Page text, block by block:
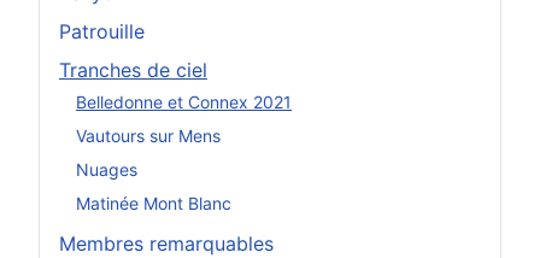
Patrouille
Tranches de ciel
Belledonne et Connex 2021
Vautours sur Mens
Nuages
Matinée Mont Blanc
Membres remarquables